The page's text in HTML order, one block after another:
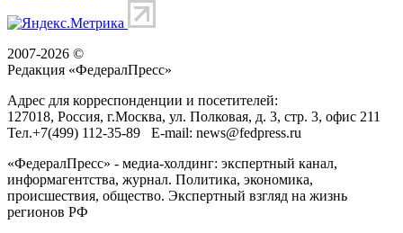
2007-2026 ©
Редакция «ФедералПресс»
Адрес для корреспонденции и посетителей:
127018, Россия, г.Москва, ул. Полковая, д. 3, стр. 3, офис 211
Тел.+7(499) 112-35-89 E-mail: news@fedpress.ru
«ФедералПресс» - медиа-холдинг: экспертный канал,
информагентства, журнал. Политика, экономика,
происшествия, общество. Экспертный взгляд на жизнь
регионов РФ